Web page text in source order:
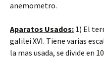
anemometro.
Aparatos Usados: 1) El
galilei XVI. Tiene varias
la mas usada, se divide en